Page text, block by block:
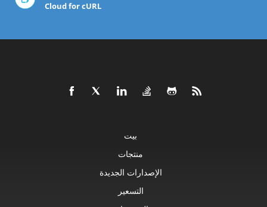
Cloud for cURL
بيت
منتجات
الإصدارات الجديدة
التسعير